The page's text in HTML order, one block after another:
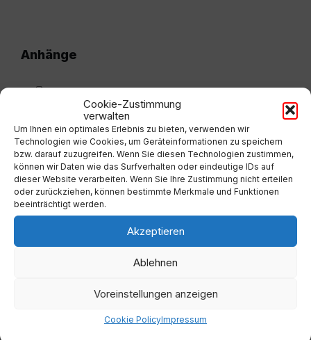
Cookie-Zustimmung
verwalten
Um Ihnen ein optimales Erlebnis zu bieten, verwenden wir
Technologien wie Cookies, um Geräteinformationen zu speichern
bzw. darauf zuzugreifen. Wenn Sie diesen Technologien zustimmen,
können wir Daten wie das Surfverhalten oder eindeutige IDs auf
dieser Website verarbeiten. Wenn Sie Ihre Zustimmung nicht erteilen
oder zurückziehen, können bestimmte Merkmale und Funktionen
beeinträchtigt werden.
Akzeptieren
Ablehnen
Voreinstellungen anzeigen
Cookie PolicyImpressum
Anhänge
2017_04_GR-Protokoll_20171221.pdfExtern
Vorherige
03. Sitzung 20171123
Nächste
01. Sitzung 20160406